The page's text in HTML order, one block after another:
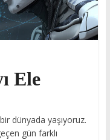
Ele
dünyada yaşıyoruz.
gün farklı